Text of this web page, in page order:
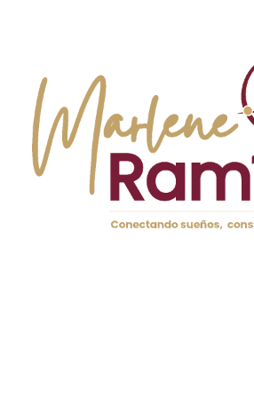
varios pasos. En primer lugar, es
valoración adecuada del inmueble.
la propiedad te permitirá tener un
para las negociaciones, ya sea con tu
posible comprador. Además, se
informe de un tasador profesional